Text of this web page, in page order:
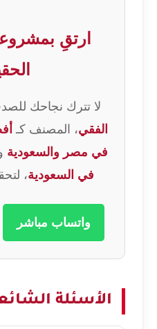
ارتقِ
لا تترك نجاحك
الفقي، المصنف كـ
في مصر والسعودية
في السعودية،
واتساب مباشر
الأسئلة